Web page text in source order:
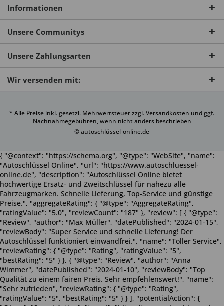
Informationen
Unsere Communitys
Unsere Zahlungsarten
Wir versenden mit:
* Alle Preise inkl. gesetzl. Mehrwertsteuer zzgl.Versandkosten und ggf.
Nachnahmegebühren, wenn nicht anders beschrieben
© autoschlüssel-online.de
{ "@context": "https://schema.org", "@type": "WebSite", "name":
"Autoschlüssel Online", "url": "https://www.autoschluessel-
online.de", "description": "Autoschlüssel Online bietet
hochwertige Ersatz- und Zweitschlüssel für nahezu alle
Fahrzeugmarken. Schnelle Lieferung, Top-Service und günstige
Preise.", "aggregateRating": { "@type": "AggregateRating",
"ratingValue": "5.0", "reviewCount": "187" }, "review": [ { "@type":
"Review", "author": "Max Müller", "datePublished": "2024-01-15",
"reviewBody": "Super Service und schnelle Lieferung! Der
Autoschlüssel funktioniert einwandfrei.", "name": "Toller Service",
"reviewRating": { "@type": "Rating", "ratingValue": "5",
"bestRating": "5" } }, { "@type": "Review", "author": "Anna
Wimmer", "datePublished": "2024-01-10", "reviewBody": "Top
Qualität zu einem fairen Preis. Sehr empfehlenswert!", "name":
"Sehr zufrieden", "reviewRating": { "@type": "Rating",
"ratingValue": "5", "bestRating": "5" } } ], "potentialAction": {